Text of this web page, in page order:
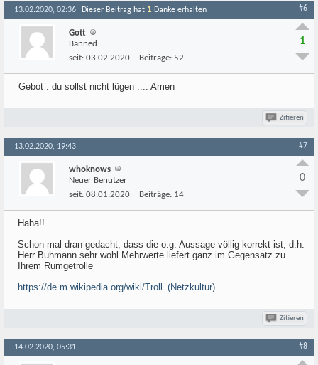
13.02.2020, 02:36 Dieser Beitrag hat 1 Danke erhalten #6
Gott
Banned
seit: 03.02.2020 Beiträge: 52
1
Gebot : du sollst nicht lügen .... Amen
Zitieren
13.02.2020, 19:43 #7
whoknows
Neuer Benutzer
seit: 08.01.2020 Beiträge: 14
0
Haha!!
Schon mal dran gedacht, dass die o.g. Aussage völlig korrekt ist, d.h.
Herr Buhmann sehr wohl Mehrwerte liefert ganz im Gegensatz zu
Ihrem Rumgetrolle
https://de.m.wikipedia.org/wiki/Troll_(Netzkultur)
Zitieren
14.02.2020, 05:31 #8